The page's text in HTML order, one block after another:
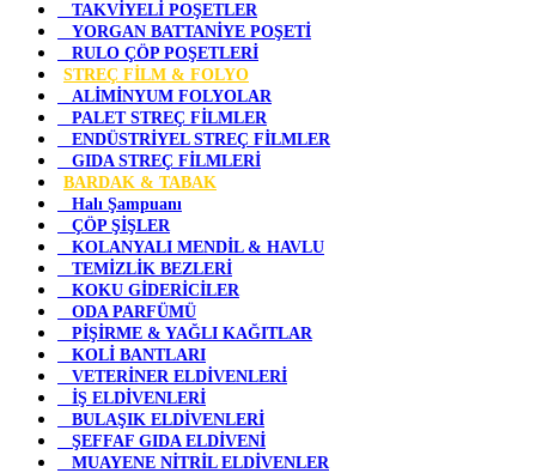
TAKVİYELİ POŞETLER
YORGAN BATTANİYE POŞETİ
RULO ÇÖP POŞETLERİ
STREÇ FİLM & FOLYO
ALİMİNYUM FOLYOLAR
PALET STREÇ FİLMLER
ENDÜSTRİYEL STREÇ FİLMLER
GIDA STREÇ FİLMLERİ
BARDAK & TABAK
Halı Şampuanı
ÇÖP ŞİŞLER
KOLANYALI MENDİL & HAVLU
TEMİZLİK BEZLERİ
KOKU GİDERİCİLER
ODA PARFÜMÜ
PİŞİRME & YAĞLI KAĞITLAR
KOLİ BANTLARI
VETERİNER ELDİVENLERİ
İŞ ELDİVENLERİ
BULAŞIK ELDİVENLERİ
ŞEFFAF GIDA ELDİVENİ
MUAYENE NİTRİL ELDİVENLER